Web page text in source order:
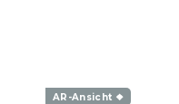
AR-Ansicht ❖